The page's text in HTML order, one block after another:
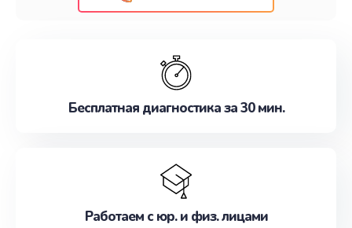
Бесплатная диагностика за 30 мин.
Работаем с юр. и физ. лицами